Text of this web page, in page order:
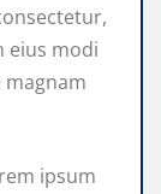
eius modi
ipsum